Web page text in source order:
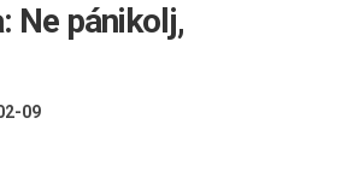
Ne pánikolj,
09